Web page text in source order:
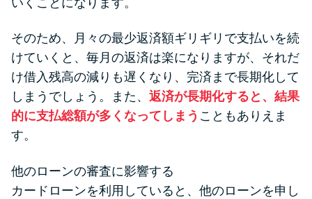
そのため、月々の最少返済額ギリギリで支払いを続
けていくと、毎月の返済は楽になりますが、それだ
け借入残高の減りも遅くなり、完済まで長期化して
しまうでしょう。また、 返済が長期化すると、結果
的に支払総額が多くなってしまう こともありえま
す。
他のローンの審査に影響する
カードローンを利用していると、他のローンを申し